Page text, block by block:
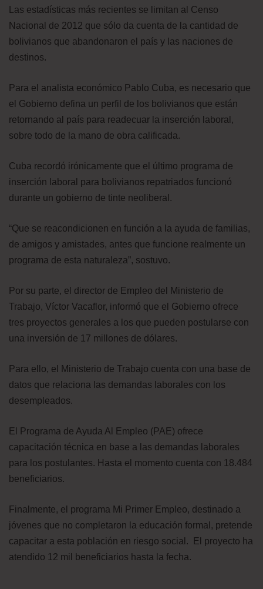
Las estadísticas más recientes se limitan al Censo
Nacional de 2012 que sólo da cuenta de la cantidad de
bolivianos que abandonaron el país y las naciones de
destinos.
Para el analista económico Pablo Cuba, es necesario que
el Gobierno defina un perfil de los bolivianos que están
retornando al país para readecuar la inserción laboral,
sobre todo de la mano de obra calificada.
Cuba recordó irónicamente que el último programa de
inserción laboral para bolivianos repatriados funcionó
durante un gobierno de tinte neoliberal.
“Que se reacondicionen en función a la ayuda de familias,
de amigos y amistades, antes que funcione realmente un
programa de esta naturaleza”, sostuvo.
Por su parte, el director de Empleo del Ministerio de
Trabajo, Víctor Vacaflor, informó que el Gobierno ofrece
tres proyectos generales a los que pueden postularse con
una inversión de 17 millones de dólares.
Para ello, el Ministerio de Trabajo cuenta con una base de
datos que relaciona las demandas laborales con los
desempleados.
El Programa de Ayuda Al Empleo (PAE) ofrece
capacitación técnica en base a las demandas laborales
para los postulantes. Hasta el momento cuenta con 18.484
beneficiarios.
Finalmente, el programa Mi Primer Empleo, destinado a
jóvenes que no completaron la educación formal, pretende
capacitar a esta población en riesgo social. El proyecto ha
atendido 12 mil beneficiarios hasta la fecha.